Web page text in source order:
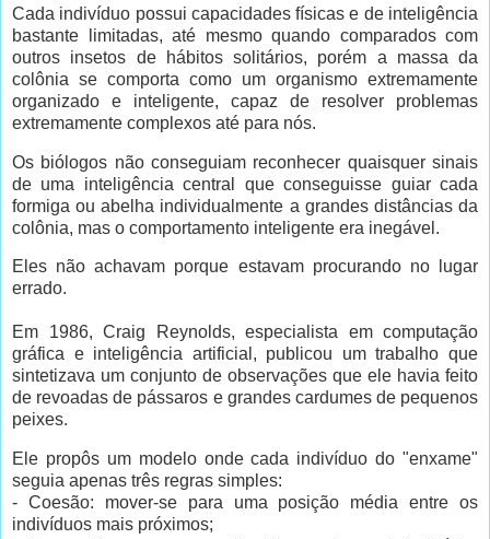
Cada indivíduo possui capacidades físicas e de inteligência
bastante limitadas, até mesmo quando comparados com
outros insetos de hábitos solitários, porém a massa da
colônia se comporta como um organismo extremamente
organizado e inteligente, capaz de resolver problemas
extremamente complexos até para nós.
Os biólogos não conseguiam reconhecer quaisquer sinais
de uma inteligência central que conseguisse guiar cada
formiga ou abelha individualmente a grandes distâncias da
colônia, mas o comportamento inteligente era inegável.
Eles não achavam porque estavam procurando no lugar
errado.
Em 1986, Craig Reynolds, especialista em computação
gráfica e inteligência artificial, publicou um trabalho que
sintetizava um conjunto de observações que ele havia feito
de revoadas de pássaros e grandes cardumes de pequenos
peixes.
Ele propôs um modelo onde cada indivíduo do "enxame"
seguia apenas três regras simples:
- Coesão: mover-se para uma posição média entre os
indivíduos mais próximos;